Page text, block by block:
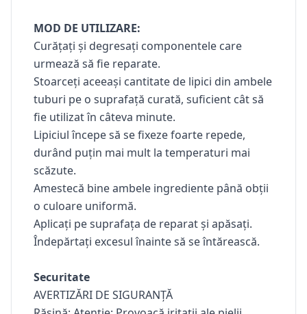
MOD DE UTILIZARE:
Curățați și degresați componentele care
urmează să fie reparate.
Stoarceți aceeași cantitate de lipici din ambele
tuburi pe o suprafață curată, suficient cât să
fie utilizat în câteva minute.
Lipiciul începe să se fixeze foarte repede,
durând puțin mai mult la temperaturi mai
scăzute.
Amestecă bine ambele ingrediente până obții
o culoare uniformă.
Aplicați pe suprafața de reparat și apăsați.
Îndepărtați excesul înainte să se întărească.
Securitate
AVERTIZĂRI DE SIGURANȚĂ